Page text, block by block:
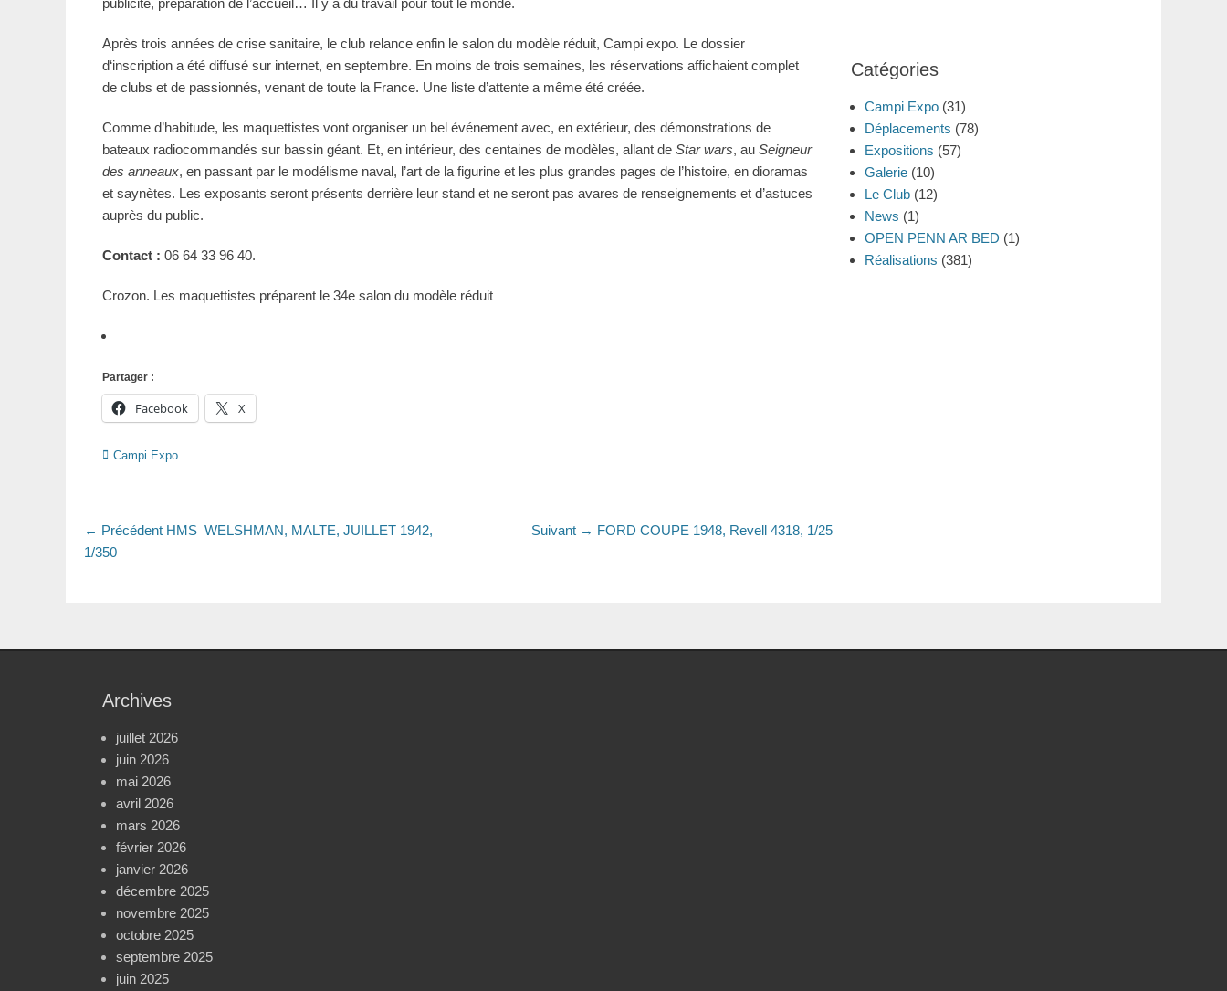
publicité, préparation de l’accueil… Il y a du travail pour tout le monde.
Après trois années de crise sanitaire, le club relance enfin le salon du modèle réduit, Campi expo. Le dossier
d‘inscription a été diffusé sur internet, en septembre. En moins de trois semaines, les réservations affichaient complet
de clubs et de passionnés, venant de toute la France. Une liste d’attente a même été créée.
Comme d’habitude, les maquettistes vont organiser un bel événement avec, en extérieur, des démonstrations de
bateaux radiocommandés sur bassin géant. Et, en intérieur, des centaines de modèles, allant de Star wars, au Seigneur
des anneaux, en passant par le modélisme naval, l’art de la figurine et les plus grandes pages de l’histoire, en dioramas
et saynètes. Les exposants seront présents derrière leur stand et ne seront pas avares de renseignements et d’astuces
auprès du public.
Contact : 06 64 33 96 40.
Crozon. Les maquettistes préparent le 34e salon du modèle réduit
Partager :
Facebook X
Catégories
Campi Expo
Navigation
de
← Précédent Article
‌HMS WELSHMAN, MALTE, JUILLET 1942,
1/350
Suivant → Article
FORD COUPE 1948, Revell 4318, 1/25
Catégories
Campi Expo (31)
Déplacements (78)
Expositions (57)
Galerie (10)
Le Club (12)
News (1)
OPEN PENN AR BED (1)
Réalisations (381)
Archives
juillet 2026
juin 2026
mai 2026
avril 2026
mars 2026
février 2026
janvier 2026
décembre 2025
novembre 2025
octobre 2025
septembre 2025
juin 2025